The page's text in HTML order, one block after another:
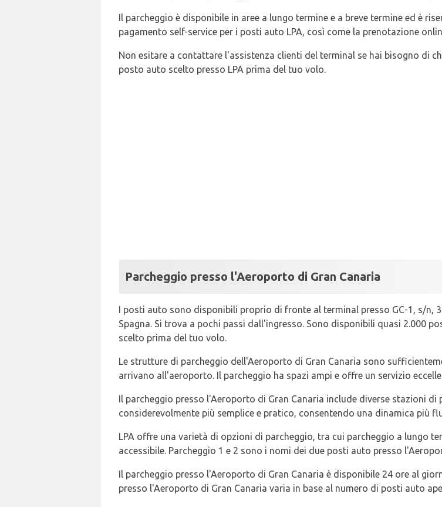
Il parcheggio è disponibile in aree a lungo termine e a breve termine ed è
pagamento self-service per i posti auto LPA, così come la prenotazione
Non esitare a contattare l'assistenza clienti del terminal se hai bisogno di
posto auto scelto presso LPA prima del tuo volo.
Parcheggio presso l'Aeroporto di Gran Canaria
I posti auto sono disponibili proprio di fronte al terminal presso GC-1, s/n,
Spagna. Si trova a pochi passi dall'ingresso. Sono disponibili quasi 2.000
scelto prima del tuo volo.
Le strutture di parcheggio dell'Aeroporto di Gran Canaria sono
arrivano all'aeroporto. Il parcheggio ha spazi ampi e offre un servizio
Il parcheggio presso l'Aeroporto di Gran Canaria include diverse stazioni di
considerevolmente più semplice e pratico, consentendo una dinamica più
LPA offre una varietà di opzioni di parcheggio, tra cui parcheggio a lungo
accessibile. Parcheggio 1 e 2 sono i nomi dei due posti auto presso
Il parcheggio presso l'Aeroporto di Gran Canaria è disponibile 24 ore al
presso l'Aeroporto di Gran Canaria varia in base al numero di posti auto